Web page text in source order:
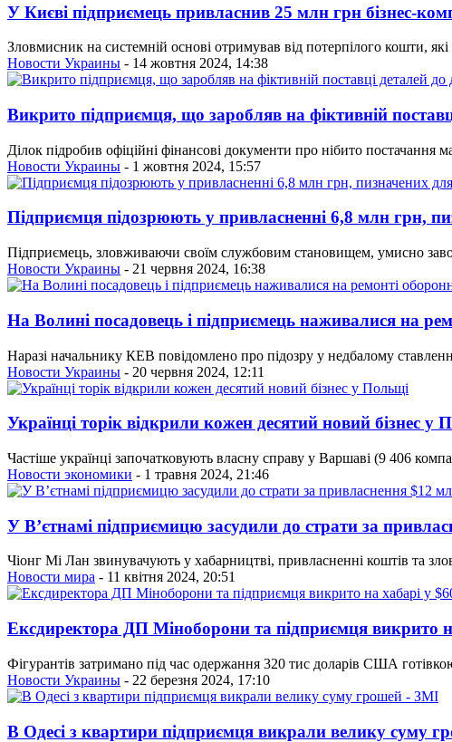
У Києві підприємець привласнив 25 млн грн бізнес-
Зловмисник на системній основі отримував від потерпілого кошти,
Новости Украины - 14 жовтня 2024, 14:38
Викрито підприємця, що заробляв на фіктивній
Ділок підробив офіційні фінансові документи про нібито
Новости Украины - 1 жовтня 2024, 15:57
Підприємця підозрюють у привласненні 6,8 млн грн,
Підприємець, зловживаючи своїм службовим становищем, умисно
Новости Украины - 21 червня 2024, 16:38
На Волині посадовець і підприємець наживалися на
Наразі начальнику КЕВ повідомлено про підозру у недбалому
Новости Украины - 20 червня 2024, 12:11
Українці торік відкрили кожен десятий новий бізнес у
Частіше українці започатковують власну справу у Варшаві (9 406
Новости экономики - 1 травня 2024, 21:46
У Вʼєтнамі підприємицю засудили до страти за
Чіонг Мі Лан звинувачують у хабарництві, привласненні коштів та
Новости мира - 11 квітня 2024, 20:51
Ексдиректора ДП Міноборони та підприємця викрито
Фігурантів затримано під час одержання 320 тис доларів США
Новости Украины - 22 березня 2024, 17:10
В Одесі з квартири підприємця викрали велику суму